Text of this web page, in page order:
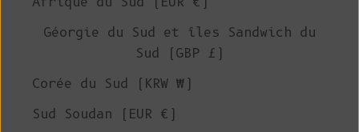
Géorgie du Sud et îles Sandwich du
Sud (GBP £)
Corée du Sud (KRW ₩)
Sud Soudan (EUR €)